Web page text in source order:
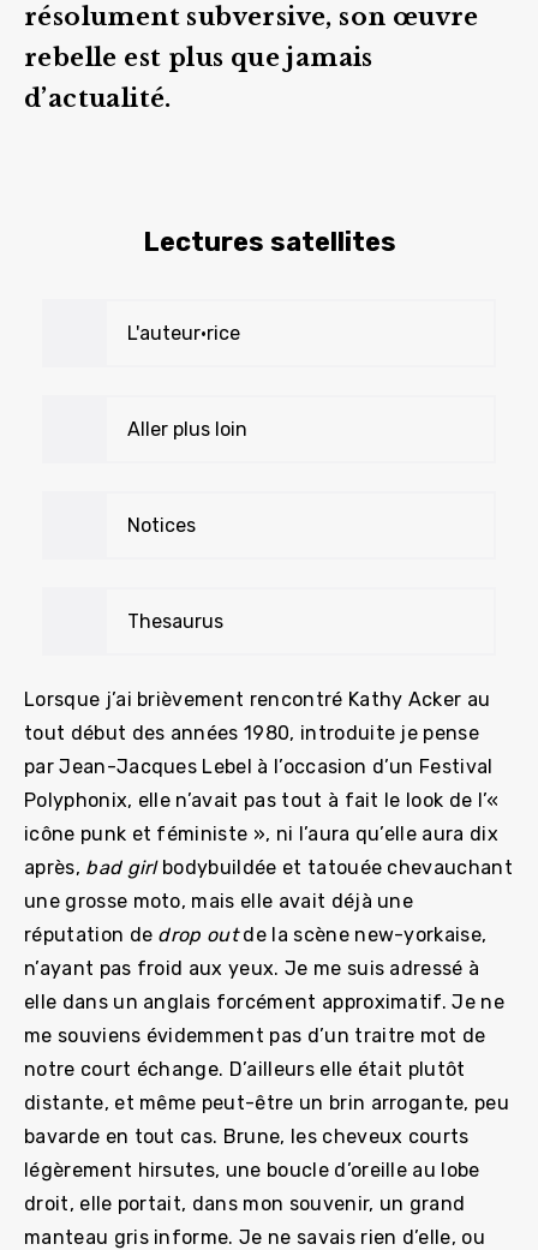
résolument subversive, son œuvre
rebelle est plus que jamais
d’actualité.
Lectures satellites
L'auteur•rice
Aller plus loin
Notices
Thesaurus
Lorsque j’ai brièvement rencontré Kathy Acker au
tout début des années 1980, introduite je pense
par Jean-Jacques Lebel à l’occasion d’un Festival
Polyphonix, elle n’avait pas tout à fait le look de l’«
icône punk et féministe », ni l’aura qu’elle aura dix
après, bad girlbodybuildée et tatouée chevauchant
une grosse moto, mais elle avait déjà une
réputation de drop outde la scène new-yorkaise,
n’ayant pas froid aux yeux. Je me suis adressé à
elle dans un anglais forcément approximatif. Je ne
me souviens évidemment pas d’un traitre mot de
notre court échange. D’ailleurs elle était plutôt
distante, et même peut-être un brin arrogante, peu
bavarde en tout cas. Brune, les cheveux courts
légèrement hirsutes, une boucle d’oreille au lobe
droit, elle portait, dans mon souvenir, un grand
manteau gris informe. Je ne savais rien d’elle, ou